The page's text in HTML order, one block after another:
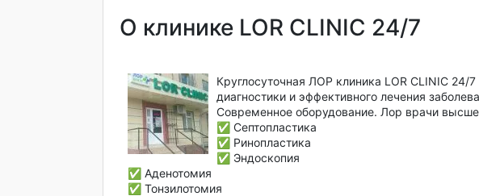
О клинике LOR CLINIC 24/7
Круглосуточная ЛОР клиника LOR CLINIC 24/
диагностики и эффективного лечения
Современное оборудование. Лор врачи
✅ Септопластика
✅ Ринопластика
✅ Эндоскопия
✅ Аденотомия
✅ Тонзилотомия